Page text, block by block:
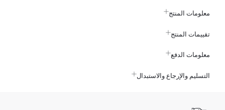
معلومات المنتج
تقييمات المنتج
معلومات الدفع
التسليم والإرجاع والاستبدال